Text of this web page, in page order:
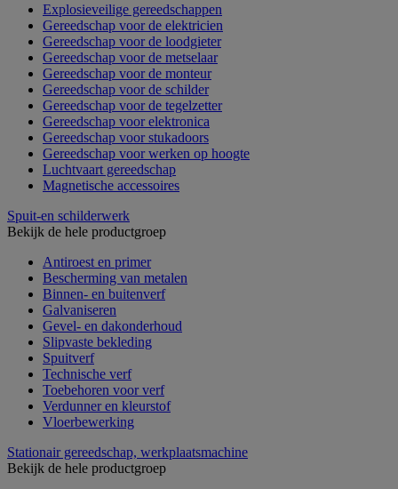
Explosieveilige gereedschappen
Gereedschap voor de elektricien
Gereedschap voor de loodgieter
Gereedschap voor de metselaar
Gereedschap voor de monteur
Gereedschap voor de schilder
Gereedschap voor de tegelzetter
Gereedschap voor elektronica
Gereedschap voor stukadoors
Gereedschap voor werken op hoogte
Luchtvaart gereedschap
Magnetische accessoires
Spuit-en schilderwerk
Bekijk de hele productgroep
Antiroest en primer
Bescherming van metalen
Binnen- en buitenverf
Galvaniseren
Gevel- en dakonderhoud
Slipvaste bekleding
Spuitverf
Technische verf
Toebehoren voor verf
Verdunner en kleurstof
Vloerbewerking
Stationair gereedschap, werkplaatsmachine
Bekijk de hele productgroep